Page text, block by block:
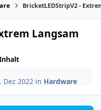
BricketLEDStripV2 -
Langsam
Dez 2022 in Hardware